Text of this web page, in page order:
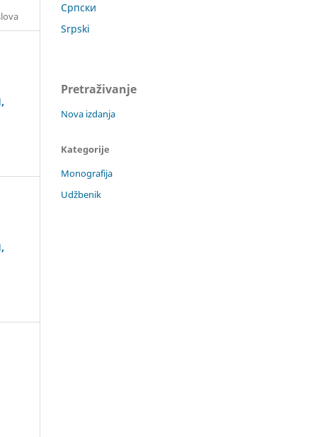
Српски
Srpski
Pretraživanje
Nova izdanja
Kategorije
Monografija
Udžbenik